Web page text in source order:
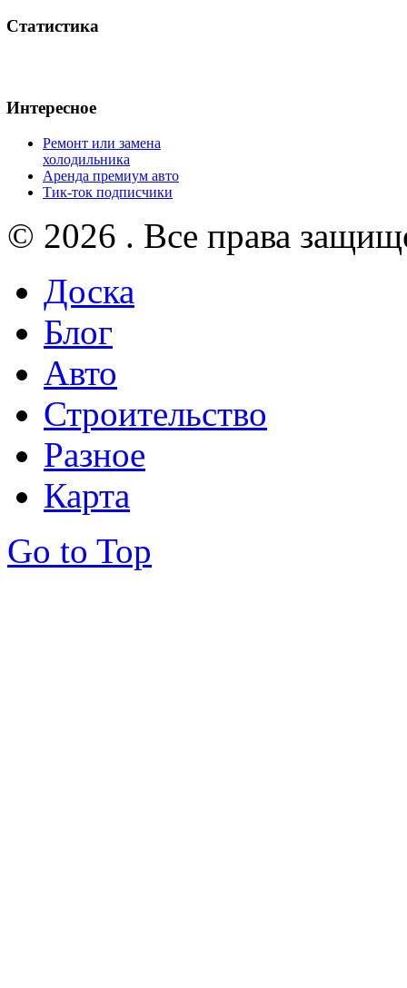
Статистика
Интересное
Ремонт или замена
холодильника
Аренда премиум авто
Тик-ток подписчики
© 2026 . Все права
Доска
Блог
Авто
Строительство
Разное
Карта
Go to Top